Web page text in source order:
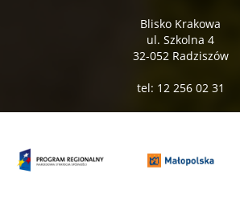
Blisko Krakowa
ul. Szkolna 4
32-052 Radziszów
tel: 12 256 02 31